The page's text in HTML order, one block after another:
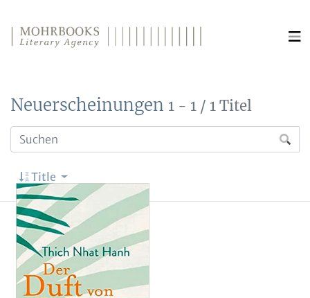
Neuerscheinungen 1 - 1 / 1 Titel
Title